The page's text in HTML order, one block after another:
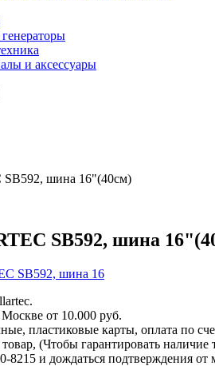
и аксессуары
шина 16"(40см)
SB592, шина
от 10.000 руб.
пластиковые карты, оплата по
(Чтобы гарантировать
8215 и дождаться подтверждения от